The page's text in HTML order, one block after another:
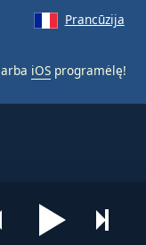
Prancūzija
arba iOS programėlę!